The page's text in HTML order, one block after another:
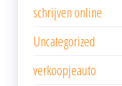
schrijven online
Uncategorized
verkoopjeauto